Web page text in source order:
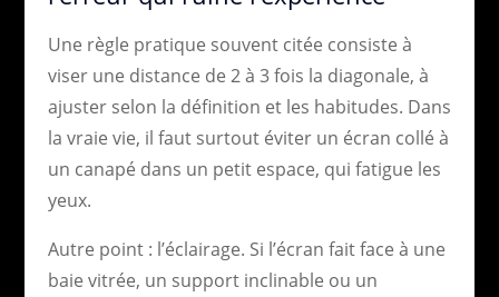
Une règle pratique souvent citée consiste à
viser une distance de 2 à 3 fois la diagonale, à
ajuster selon la définition et les habitudes. Dans
la vraie vie, il faut surtout éviter un écran collé à
un canapé dans un petit espace, qui fatigue les
yeux.
Autre point : l’éclairage. Si l’écran fait face à une
baie vitrée, un support inclinable ou un